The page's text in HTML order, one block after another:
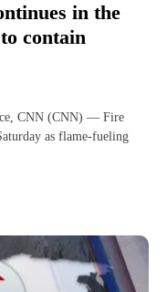
in the
contain
CNN (CNN) — Fire
as flame-fueling